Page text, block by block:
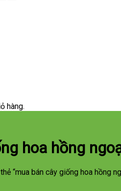
hàng.
hoa hồng
“mua bán cây giống hoa hồng